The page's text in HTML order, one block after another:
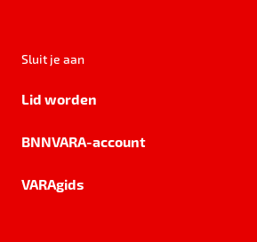
Sluit je aan
Lid worden
BNNVARA-account
VARAgids